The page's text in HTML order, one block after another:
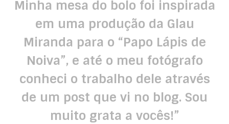
Minha mesa do bolo foi inspirada
em uma produção da Glau
Miranda para o “Papo Lápis de
Noiva”, e até o meu fotógrafo
conheci o trabalho dele através
de um post que vi no blog. Sou
muito grata a vocês!”